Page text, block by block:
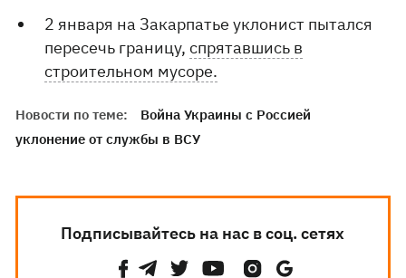
2 января на Закарпатье уклонист пытался
пересечь границу,спрятавшись в
строительном мусоре.
Новости по теме:
Война Украины с Россией
уклонение от службы в ВСУ
Подписывайтесь на нас в соц. сетях